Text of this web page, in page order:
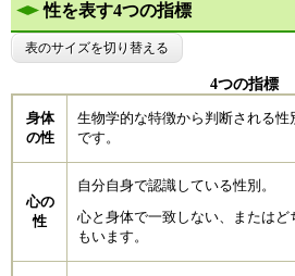
性を表す4つの指標​
表のサイズを切り替える
4つの指標
身体
の性
生物学的な特徴から判断される性
です。
心の
性
自分自身で認識している性別。
心と身体で一致しない、またはど
もいます。